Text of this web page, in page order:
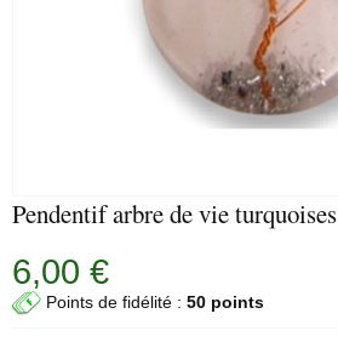
Pendentif arbre de vie turquoises
6,00 €
Points de fidélité : 50 points